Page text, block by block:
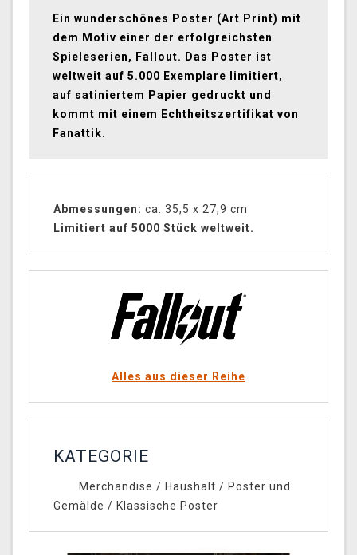
Ein wunderschönes Poster (Art Print) mit
dem Motiv einer der erfolgreichsten
Spieleserien, Fallout. Das Poster ist
weltweit auf 5.000 Exemplare limitiert,
auf satiniertem Papier gedruckt und
kommt mit einem Echtheitszertifikat von
Fanattik.
Abmessungen: ca. 35,5 x 27,9 cm
Limitiert auf 5000 Stück weltweit.
Alles aus dieser Reihe
KATEGORIE
Merchandise / Haushalt / Poster und
Gemälde / Klassische Poster